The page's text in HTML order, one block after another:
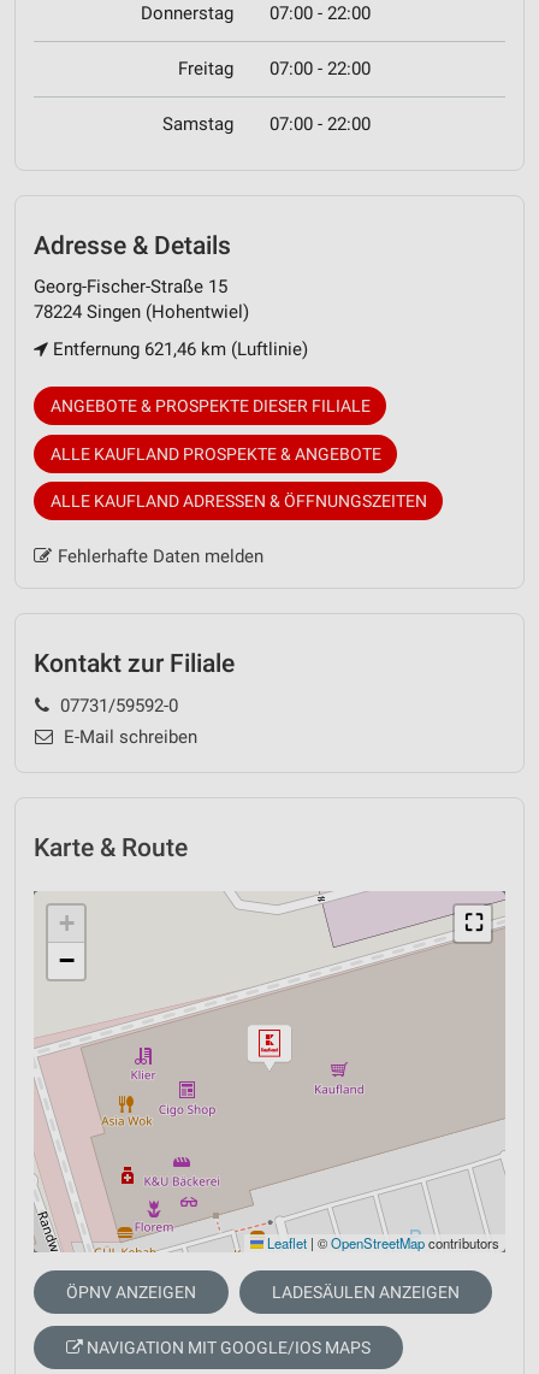
Donnerstag 07:00 - 22:00
Freitag 07:00 - 22:00
Samstag 07:00 - 22:00
Adresse & Details
Georg-Fischer-Straße 15
78224 Singen (Hohentwiel)
Entfernung 621,46 km (Luftlinie)
ANGEBOTE & PROSPEKTE DIESER FILIALE
ALLE KAUFLAND PROSPEKTE & ANGEBOTE
ALLE KAUFLAND ADRESSEN & ÖFFNUNGSZEITEN
Fehlerhafte Daten melden
Kontakt zur Filiale
07731/59592-0
E-Mail schreiben
Karte & Route
⛶
+
−
Leaflet | ©OpenStreetMapcontributors
ÖPNV ANZEIGEN LADESÄULEN ANZEIGEN
NAVIGATION MIT GOOGLE/IOS MAPS